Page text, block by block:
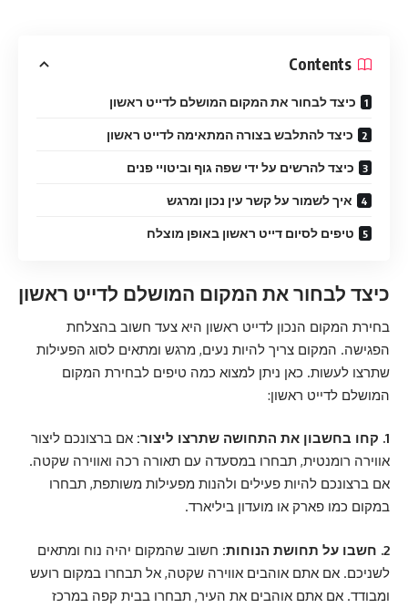
Contents
כיצד לבחור את המקום המושלם לדייט ראשון
כיצד להתלבש בצורה המתאימה לדייט ראשון
כיצד להרשים על ידי שפה גוף וביטויי פנים
איך לשמור על קשר עין נכון ומרגש
טיפים לסיום דייט ראשון באופן מוצלח
כיצד לבחור את המקום המושלם לדייט ראשון
בחירת המקום הנכון לדייט ראשון היא צעד חשוב בהצלחת
הפגישה. המקום צריך להיות נעים, מרגש ומתאים לסוג הפעילות
שתרצו לעשות. כאן ניתן למצוא כמה טיפים לבחירת המקום
המושלם לדייט ראשון:
1. קחו בחשבון את התחושה שתרצו ליצור:
אם ברצונכם ליצור
אווירה רומנטית, תבחרו במסעדה עם תאורה רכה ואווירה שקטה.
אם ברצונכם להיות פעילים ולהנות מפעילות משותפת, תבחרו
במקום כמו פארק או מועדון ביליארד.
2. חשבו על תחושת הנוחות:
חשוב שהמקום יהיה נוח ומתאים
לשניכם. אם אתם אוהבים אווירה שקטה, אל תבחרו במקום רועש
ומבודד. אם אתם אוהבים את העיר, תבחרו בבית קפה במרכז